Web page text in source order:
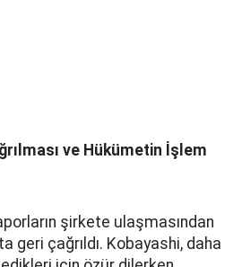
ve Hükümetin İşlem
şirkete ulaşmasından
geri çağrıldı. Kobayashi, daha